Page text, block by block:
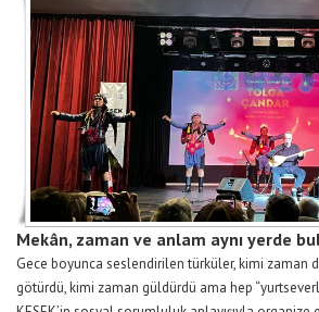
Mekân, zaman ve anlam aynı yerde
Gece boyunca seslendirilen türküler, kimi zaman
götürdü, kimi zaman güldürdü ama hep